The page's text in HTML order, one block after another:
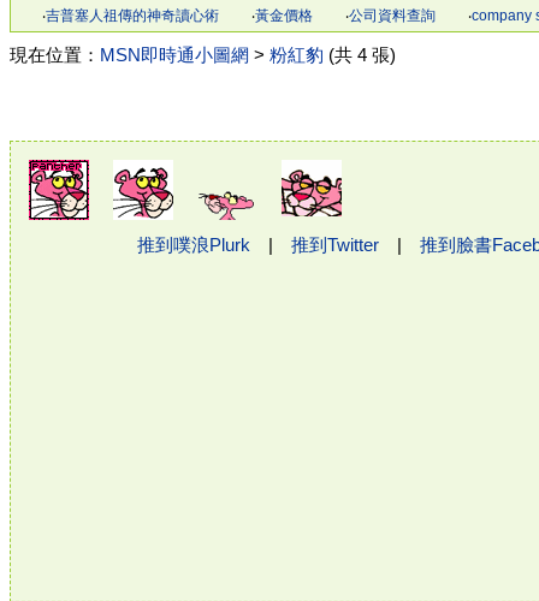
‧吉普塞人祖傳的神奇讀心術 ‧黃金價格 ‧公司資料查詢 ‧company
現在位置： MSN即時通小圖網 > 粉紅豹 (共 4 張)
推到噗浪Plurk 推到Twitter 推到臉書